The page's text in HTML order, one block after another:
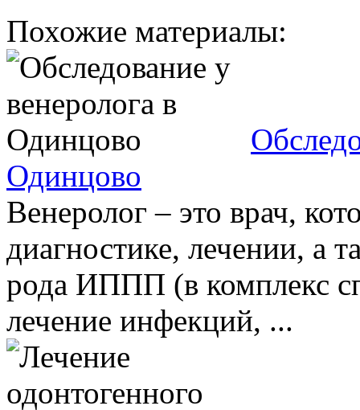
Похожие материалы:
Одинцово
Венеролог – это врач,
диагностике, лечении, а
рода ИППП (в комплекс
лечение инфекций, ...